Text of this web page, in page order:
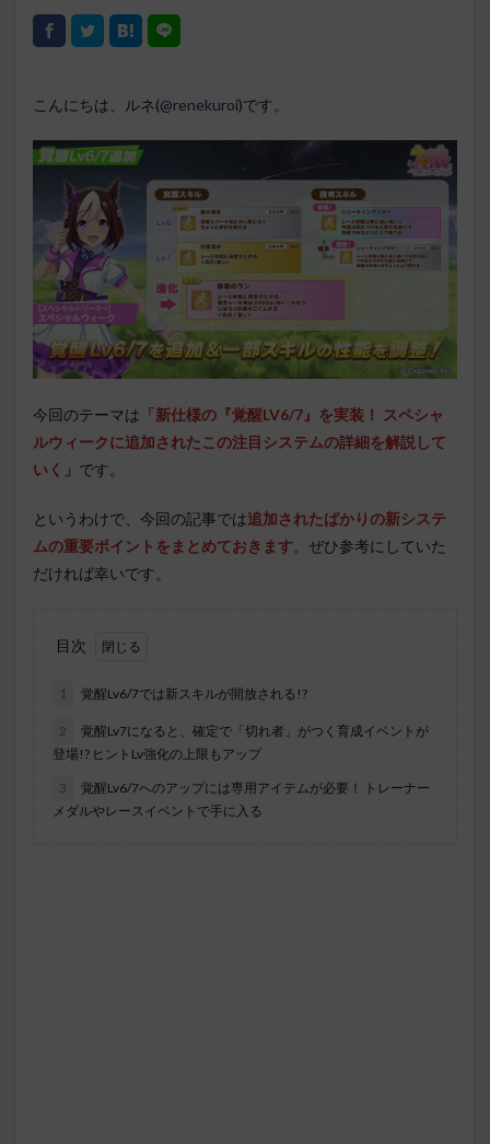
こんにちは、ルネ(@renekuroi)です。
今回のテーマは 「新仕様の『覚醒LV6/7』を実装！ スペシャ
ルウィークに追加されたこの注目システムの詳細を解説して
いく」 です。
というわけで、今回の記事では追加されたばかりの新システ
ムの重要ポイントをまとめておきます。ぜひ参考にしていた
だければ幸いです。
目次
1 覚醒Lv6/7では新スキルが開放される!?
2
覚醒Lv7になると、確定で「切れ者」がつく育成イベントが
登場!? ヒントLv強化の上限もアップ
3
覚醒Lv6/7へのアップには専用アイテムが必要！ トレーナー
メダルやレースイベントで手に入る